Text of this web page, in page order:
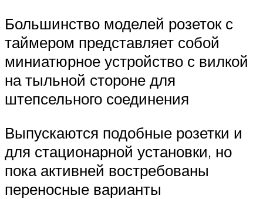
Большинство моделей розеток с
таймером представляет собой
миниатюрное устройство с вилкой
на тыльной стороне для
штепсельного соединения
Выпускаются подобные розетки и
для стационарной установки, но
пока активней востребованы
переносные варианты